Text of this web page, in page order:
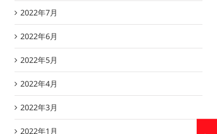
2022年7月
2022年6月
2022年5月
2022年4月
2022年3月
2022年1月